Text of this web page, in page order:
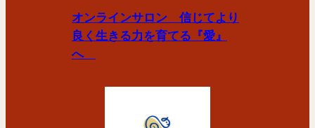
オンラインサロン 信じてより
良く生きる力を育てる『愛』
へ